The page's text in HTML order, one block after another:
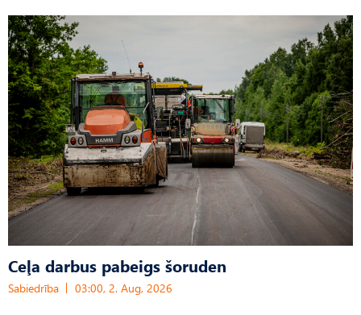
Ceļa darbus pabeigs šoruden
Sabiedrība 03:00, 2. Aug, 2026